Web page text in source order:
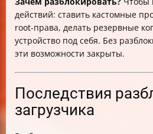
действий: ставить кастомные
root-права, делать резервные
устройство под себя. Без
эти возможности закрыты.
Последствия
загрузчика